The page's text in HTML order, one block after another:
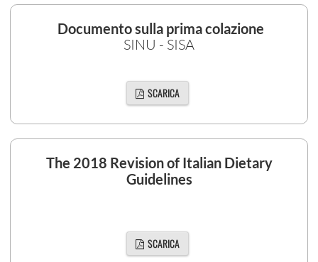
Documento sulla prima colazione
SINU - SISA
SCARICA
The 2018 Revision of Italian Dietary
Guidelines
SCARICA